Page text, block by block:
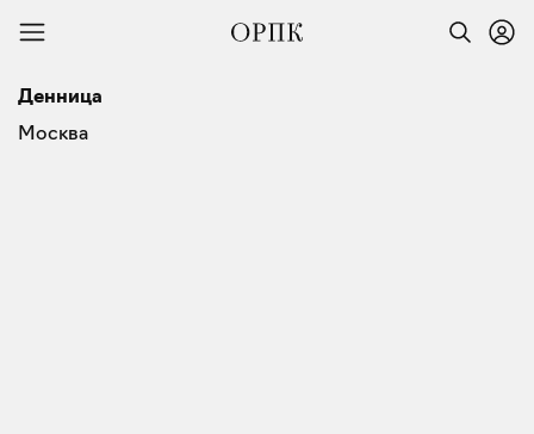
Денница
Москва